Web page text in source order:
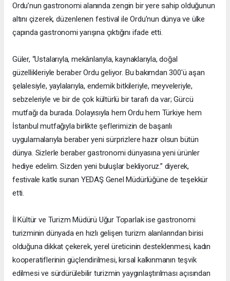
Ordu’nun gastronomi alanında zengin bir yere sahip olduğunun
altını çizerek, düzenlenen festival ile Ordu’nun dünya ve ülke
çapında gastronomi yarışına çıktığını ifade etti.
Güler, “Ustalarıyla, mekânlarıyla, kaynaklarıyla, doğal
güzellikleriyle beraber Ordu geliyor. Bu bakımdan 300'ü aşan
şelalesiyle, yaylalarıyla, endemik bitkileriyle, meyveleriyle,
sebzeleriyle ve bir de çok kültürlü bir tarafı da var; Gürcü
mutfağı da burada. Dolayısıyla hem Ordu hem Türkiye hem
İstanbul mutfağıyla birlikte şeflerimizin de başarılı
uygulamalarıyla beraber yeni sürprizlere hazır olsun bütün
dünya. Sizlerle beraber gastronomi dünyasına yeni ürünler
hediye edelim. Sizden yeni buluşlar bekliyoruz.” diyerek,
festivale katkı sunan YEDAŞ Genel Müdürlüğüne de teşekkür
etti.
İl Kültür ve Turizm Müdürü Uğur Toparlak ise gastronomi
turizminin dünyada en hızlı gelişen turizm alanlarından birisi
olduğuna dikkat çekerek, yerel üreticinin desteklenmesi, kadın
kooperatiflerinin güçlendirilmesi, kırsal kalkınmanın teşvik
edilmesi ve sürdürülebilir turizmin yaygınlaştırılması açısından